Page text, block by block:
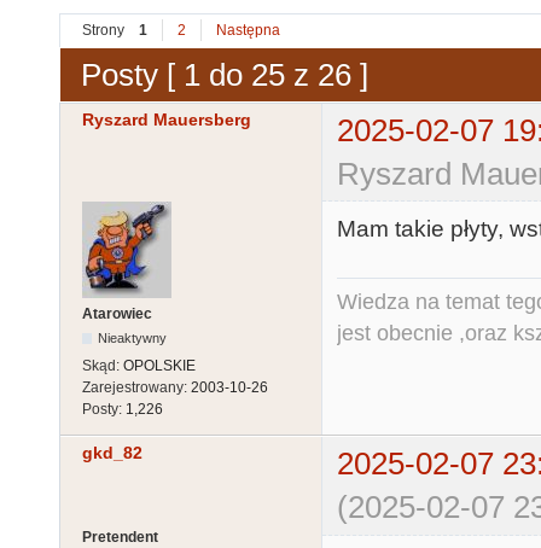
Strony 1 2 Następna
Posty [ 1 do 25 z 26 ]
Ryszard Mauersberg
2025-02-07
Ryszard
Atarowiec
Nieaktywny
Skąd: OPOLSKIE
Zarejestrowany: 2003-10-26
Posty: 1,226
Mam takie płyty,
Wiedza na temat
jest obecnie ,oraz
gkd_82
2025-02-07
(2025-02-07
Pretendent